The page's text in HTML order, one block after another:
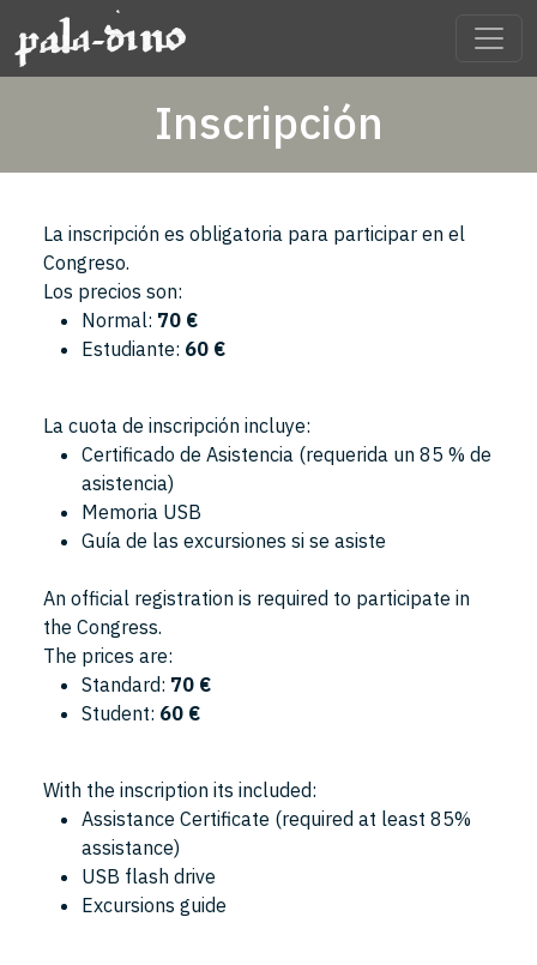
Inscripción
La inscripción es obligatoria para participar en el
Congreso.
Los precios son:
Normal: 70 €
Estudiante: 60 €
La cuota de inscripción incluye:
Certificado de Asistencia (requerida un 85 % de
asistencia)
Memoria USB
Guía de las excursiones si se asiste
An official registration is required to participate in
the Congress.
The prices are:
Standard: 70 €
Student: 60 €
With the inscription its included:
Assistance Certificate (required at least 85%
assistance)
USB flash drive
Excursions guide